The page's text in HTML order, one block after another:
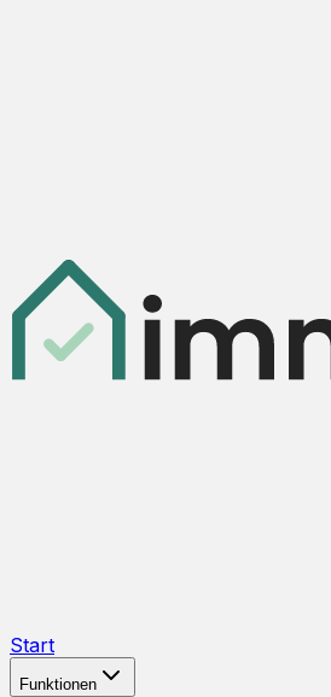
Start
Funktionen